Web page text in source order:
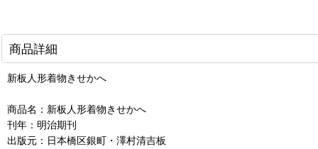
商品詳細
新板人形着物きせかへ
商品名：新板人形着物きせかへ
刊年：明治期刊
出版元：日本橋区銀町・澤村清吉板